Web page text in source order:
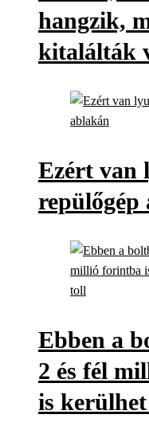
hangzik,
kitalálták
Ezért van
repülőgép
Ebben a
2 és fél
is